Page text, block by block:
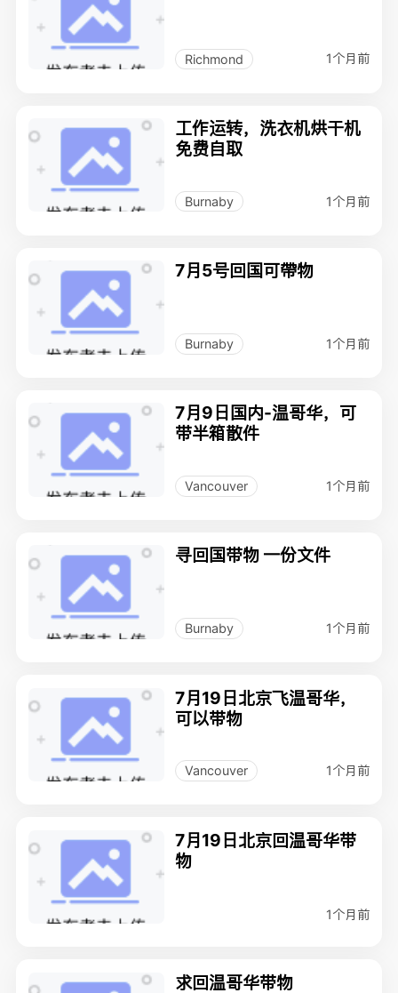
Richmond 1个月前
工作运转，洗衣机烘干机
免费自取
Burnaby 1个月前
7月5号回国可帶物
Burnaby 1个月前
7月9日国内-温哥华，可
带半箱散件
Vancouver 1个月前
寻回国带物 一份文件
Burnaby 1个月前
7月19日北京飞温哥华，
可以带物
Vancouver 1个月前
7月19日北京回温哥华带
物
1个月前
求回温哥华带物